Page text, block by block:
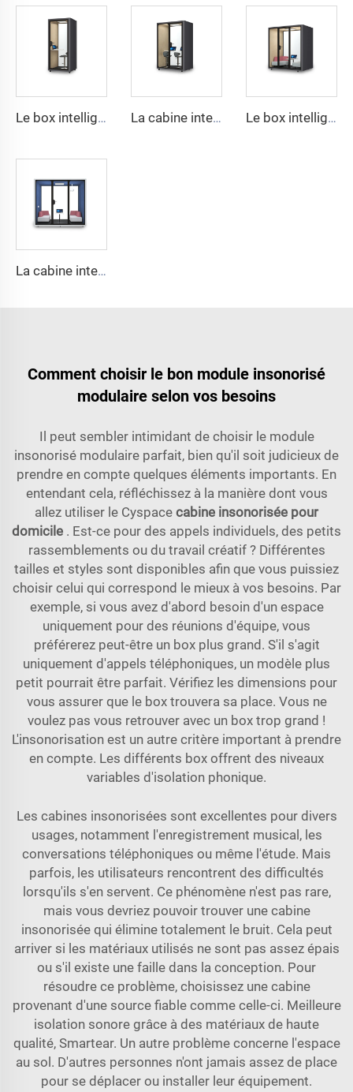
Le box intelligent et insonorisé pour 1 personne - série Cyspace Y PRO La cabine intelligente et insonorisée pour 2 personnes - série Cyspace Y PRO Le box intelligent et insonorisé pour 4 personnes - série Cyspace Y PRO
La cabine intelligente et insonorisée pour 6 personnes - série Cyspace Y PRO
Comment choisir le bon module insonorisé
modulaire selon vos besoins
Il peut sembler intimidant de choisir le module
insonorisé modulaire parfait, bien qu'il soit judicieux de
prendre en compte quelques éléments importants. En
entendant cela, réfléchissez à la manière dont vous
allez utiliser le Cyspace cabine insonorisée pour
domicile . Est-ce pour des appels individuels, des petits
rassemblements ou du travail créatif ? Différentes
tailles et styles sont disponibles afin que vous puissiez
choisir celui qui correspond le mieux à vos besoins. Par
exemple, si vous avez d'abord besoin d'un espace
uniquement pour des réunions d'équipe, vous
préférerez peut-être un box plus grand. S'il s'agit
uniquement d'appels téléphoniques, un modèle plus
petit pourrait être parfait. Vérifiez les dimensions pour
vous assurer que le box trouvera sa place. Vous ne
voulez pas vous retrouver avec un box trop grand !
L'insonorisation est un autre critère important à prendre
en compte. Les différents box offrent des niveaux
variables d'isolation phonique.
Les cabines insonorisées sont excellentes pour divers
usages, notamment l'enregistrement musical, les
conversations téléphoniques ou même l'étude. Mais
parfois, les utilisateurs rencontrent des difficultés
lorsqu'ils s'en servent. Ce phénomène n'est pas rare,
mais vous devriez pouvoir trouver une cabine
insonorisée qui élimine totalement le bruit. Cela peut
arriver si les matériaux utilisés ne sont pas assez épais
ou s'il existe une faille dans la conception. Pour
résoudre ce problème, choisissez une cabine
provenant d'une source fiable comme celle-ci. Meilleure
isolation sonore grâce à des matériaux de haute
qualité, Smartear. Un autre problème concerne l'espace
au sol. D'autres personnes n'ont jamais assez de place
pour se déplacer ou installer leur équipement.